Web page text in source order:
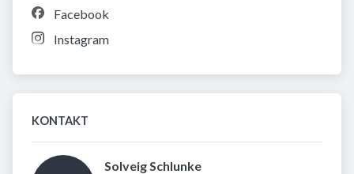
Facebook
Instagram
KONTAKT
Solveig Schlunke